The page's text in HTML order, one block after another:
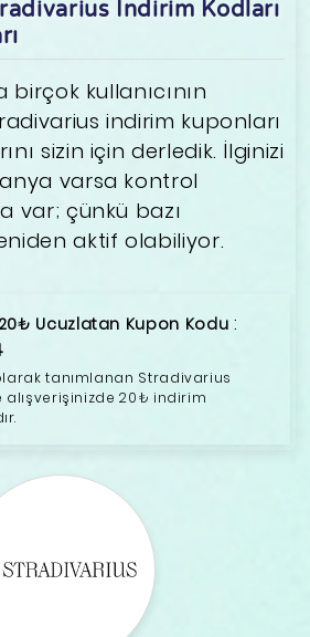
İndirim Kodları
kullanıcının
indirim kuponları
sizin için derledik. İlginizi
varsa kontrol
var; çünkü bazı
aktif olabiliyor.
Ucuzlatan Kupon Kodu :
tanımlanan Stradivarius
alışverişinizde 20₺ indirim